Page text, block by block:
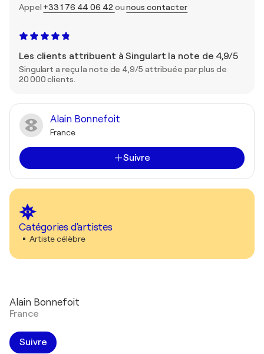
Appel +33 1 76 44 06 42 ounous contacter
Les clients attribuent à Singulart la note de 4,9/5
Singulart a reçu la note de 4,9/5 attribuée par plus de
20 000 clients.
Alain Bonnefoit
France
Suivre
Catégories d'artistes
Artiste célèbre
Alain Bonnefoit
France
Suivre